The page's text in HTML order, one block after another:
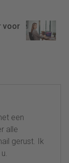
voor
een
alle
gerust. Ik